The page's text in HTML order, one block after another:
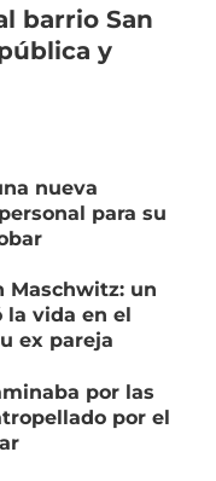
barrio San
y
nueva
para su
Maschwitz: un
la vida en el
ex pareja
por las
por el